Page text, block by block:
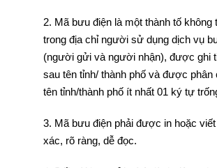
2. Mã bưu điện là một thành tố không
trong địa chỉ người sử dụng dịch vụ
(người gửi và người nhận), được ghi
sau tên tỉnh/ thành phố và được phân
tên tỉnh/thành phố ít nhất 01 ký tự
3. Mã bưu điện phải được in hoặc
xác, rõ ràng, dễ đọc.